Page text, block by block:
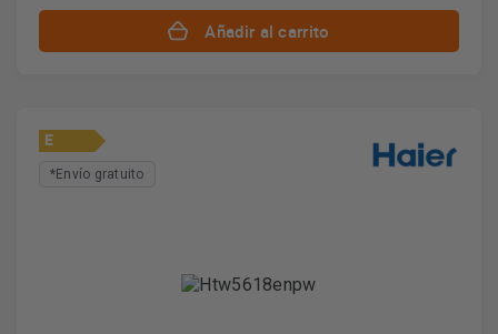
Añadir al carrito
E
*Envío gratuito